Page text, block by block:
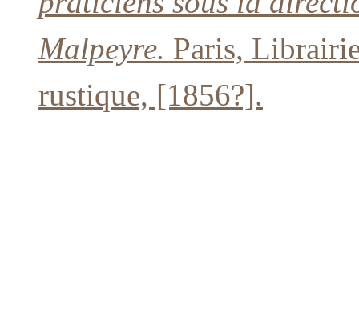
Malpeyre. Paris,
rustique, [1856?].